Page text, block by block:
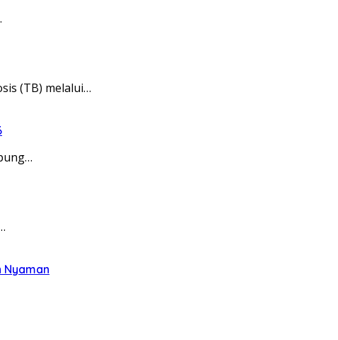
(TB) melalui…
Nyaman